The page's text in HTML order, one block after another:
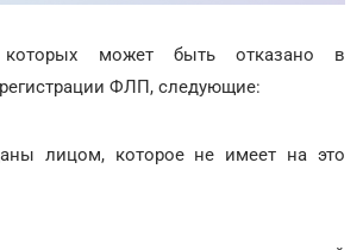
может быть отказано в
ФЛП, следующие:
лицом, которое не имеет на это